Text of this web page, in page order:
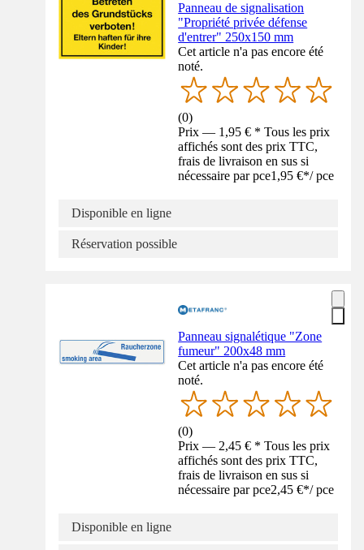
Panneau de signalisation
"Propriété privée défense
d'entrer" 250x150 mm
Cet article n'a pas encore été
noté.
(0)
Prix — 1,95 € * Tous les prix
affichés sont des prix TTC,
frais de livraison en sus si
nécessaire par pce1,95 €*/ pce
Disponible en ligne
Réservation possible
Panneau signalétique "Zone
fumeur" 200x48 mm
Cet article n'a pas encore été
noté.
(0)
Prix — 2,45 € * Tous les prix
affichés sont des prix TTC,
frais de livraison en sus si
nécessaire par pce2,45 €*/ pce
Disponible en ligne